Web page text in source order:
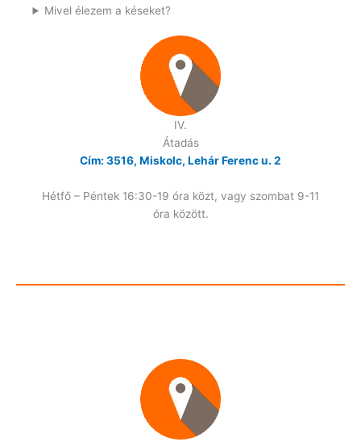
Mivel élezem a késeket?
IV.
Átadás
Cím: 3516, Miskolc, Lehár Ferenc u. 2
Hétfő – Péntek 16:30-19 óra közt, vagy szombat 9-11
óra között.